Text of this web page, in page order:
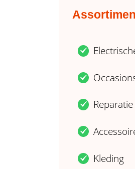
.
.
. Reparatie
.
. Kleding